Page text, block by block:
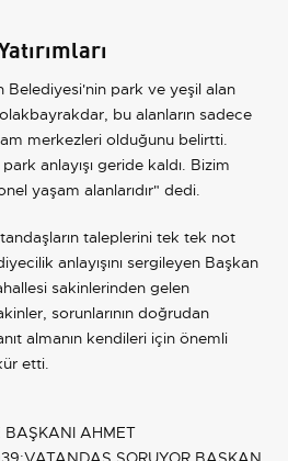
Belediyesi'nin park ve yeşil alan
bu alanların sadece
merkezleri olduğunu belirtti.
anlayışı geride kaldı. Bizim
yaşam alanlarıdır" dedi.
taleplerini tek tek not
anlayışını sergileyen Başkan
sakinlerinden gelen
sorunlarının doğrudan
almanın kendileri için önemli
etti.